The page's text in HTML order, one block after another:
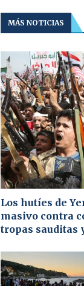
MÁS NOTICIAS
Los hutíes de
masivo contra
tropas sauditas